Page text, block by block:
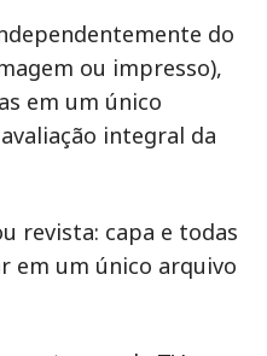
do
ou impresso),
em um único
integral da
revista: capa e todas
em um único arquivo